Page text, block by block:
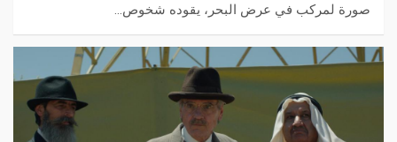
صورة لمركب في عرض البحر، يقوده شخوص…